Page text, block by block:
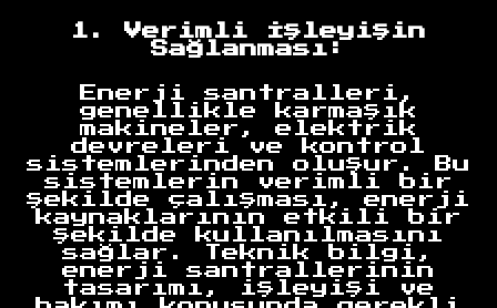
1. Verimli İşleyişin
Sağlanması:
Enerji santralleri,
genellikle karmaşık
makineler, elektrik
devreleri ve kontrol
sistemlerinden oluşur. Bu
sistemlerin verimli bir
şekilde çalışması, enerji
kaynaklarının etkili bir
şekilde kullanılmasını
sağlar. Teknik bilgi,
enerji santrallerinin
tasarımı, işleyişi ve